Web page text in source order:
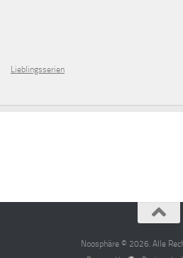
Lieblingsserien
Noosphäre © 2026. Alle